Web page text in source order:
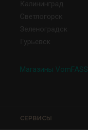
Калининград
Светлогорск
Зеленоградск
Гурьевск
Магазины VomFASS
СЕРВИСЫ